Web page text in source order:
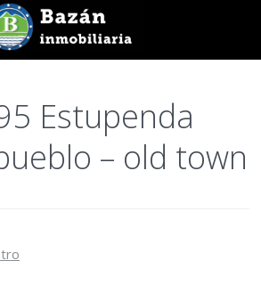
Estupenda
– old town